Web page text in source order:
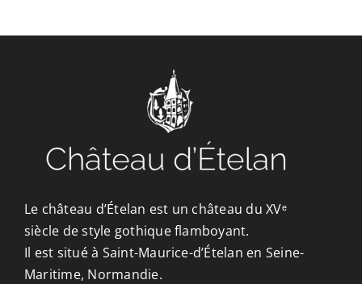
Le château d’Ételan est un château du XVᵉ
siècle de style gothique flamboyant.
Il est situé à Saint-Maurice-d’Ételan en Seine-
Maritime, Normandie.